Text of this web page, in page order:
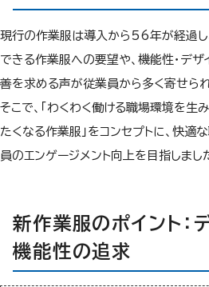
現行の作業服は導入から56年が経過し
できる作業服への要望や、機能性・デ
善を求める声が従業員から多く寄せられ
そこで、「わくわく働ける職場環境を生
たくなる作業服」をコンセプトに、快適
員のエンゲージメント向上を目指しまし
新作業服のポイント：
機能性の追求